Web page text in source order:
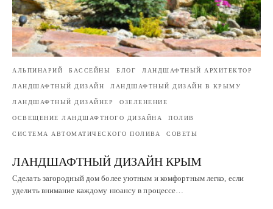
АЛЬПИНАРИЙ БАССЕЙНЫ БЛОГ ЛАНДШАФТНЫЙ АРХИТЕКТОР
ЛАНДШАФТНЫЙ ДИЗАЙН ЛАНДШАФТНЫЙ ДИЗАЙН В КРЫМУ
ЛАНДШАФТНЫЙ ДИЗАЙНЕР ОЗЕЛЕНЕНИЕ
ОСВЕЩЕНИЕ ЛАНДШАФТНОГО ДИЗАЙНА ПОЛИВ
СИСТЕМА АВТОМАТИЧЕСКОГО ПОЛИВА СОВЕТЫ
ЛАНДШАФТНЫЙ ДИЗАЙН КРЫМ
Сделать загородный дом более уютным и комфортным легко, если
уделить внимание каждому нюансу в процессе…